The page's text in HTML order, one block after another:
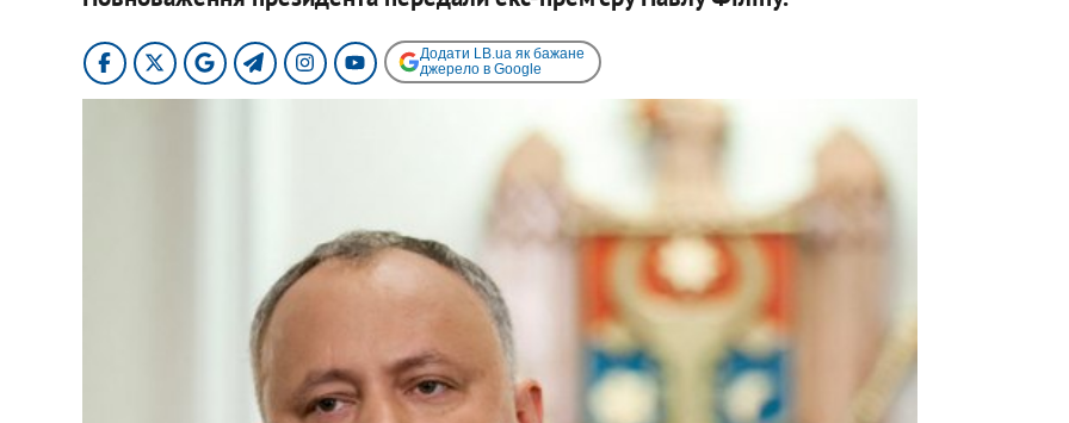
Додати LB.ua як бажане
джерело в Google